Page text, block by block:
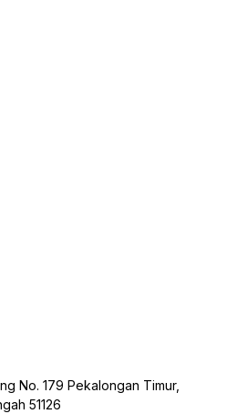
No. 179 Pekalongan Timur,
51126